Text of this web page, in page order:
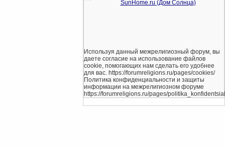
Используя данный межрелигиозный форум, вы
даете согласие на использование файлов
cookie, помогающих нам сделать его удобнее
для вас. https://forumreligions.ru/pages/cookies/
Политика конфиденциальности и защиты
информации на межрелигиозном форуме
https://forumreligions.ru/pages/